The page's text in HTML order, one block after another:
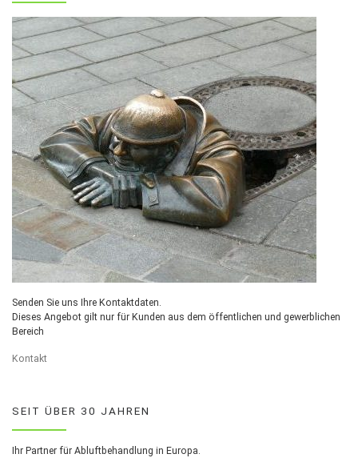
Senden Sie uns Ihre Kontaktdaten.
Dieses Angebot gilt nur für Kunden aus dem öffentlichen und gewerblichen
Bereich
Kontakt
SEIT ÜBER 30 JAHREN
Ihr Partner für Abluftbehandlung in Europa.